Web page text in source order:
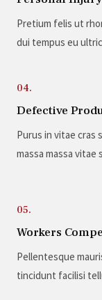
Pretium felis ut
dui tempus eu
04.
Defective
Purus in vitae
massa massa vitae
05.
Workers
Pellentesque
tincidunt facilisi